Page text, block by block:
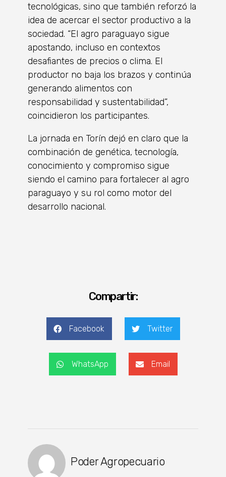
tecnológicas, sino que también reforzó la
idea de acercar el sector productivo a la
sociedad. “El agro paraguayo sigue
apostando, incluso en contextos
desafiantes de precios o clima. El
productor no baja los brazos y continúa
generando alimentos con
responsabilidad y sustentabilidad”,
coincidieron los participantes.
La jornada en Torín dejó en claro que la
combinación de genética, tecnología,
conocimiento y compromiso sigue
siendo el camino para fortalecer al agro
paraguayo y su rol como motor del
desarrollo nacional.
Compartir:
Facebook Twitter
WhatsApp Email
Poder Agropecuario